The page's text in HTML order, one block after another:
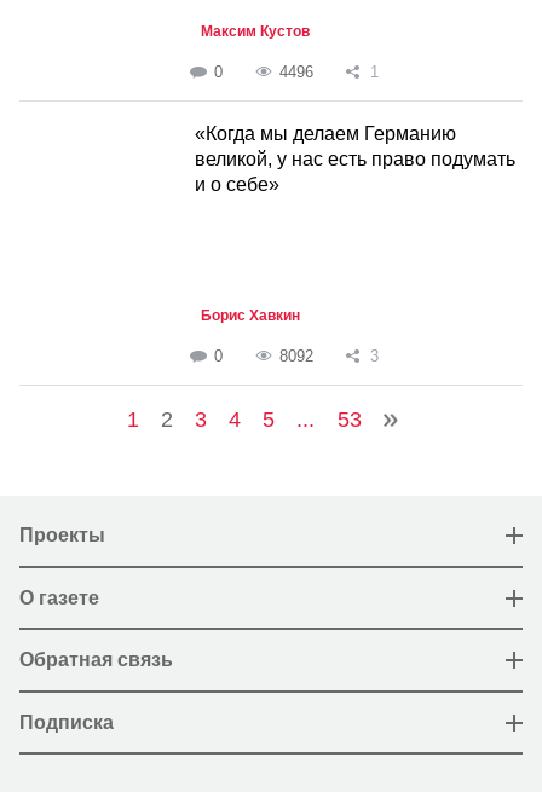
Максим Кустов
0 4496 1
«Когда мы делаем Германию
великой, у нас есть право подумать
и о себе»
Борис Хавкин
0 8092 3
1 2 3 4 5 ... 53
Проекты
О газете
Обратная связь
Подписка